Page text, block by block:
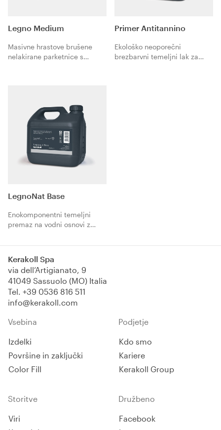
Legno Medium
Masivne hrastove brušene
nelakirane parketnice s
mm. Polaganje z lepljenjem.
Primer Antitannino
Ekološko neoporečni
brezbarvni temeljni lak za
LegnoNat Base
Enokomponentni temeljni
premaz na vodni osnovi z
dizajn za bivalno ugodje.
Kerakoll Spa
via dell’Artigianato, 9
41049 Sassuolo (MO) Italia
Tel. +39 0536 816 511
info@kerakoll.com
Vsebina
Izdelki
Površine in zaključki
Color Fill
Podjetje
Kdo smo
Kariere
Kerakoll Group
Storitve
Viri
Družbeno
Facebook